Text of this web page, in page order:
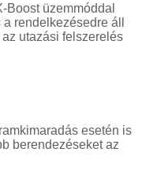
üzemmóddal
rendelkezésedre áll
utazási felszerelés
esetén is
berendezéseket az